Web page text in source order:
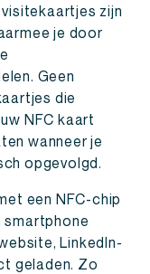
zijn
je door
Geen
die
NFC kaart
wanneer je
opgevolgd.
een NFC-chip
smartphone
LinkedIn-
geladen. Zo